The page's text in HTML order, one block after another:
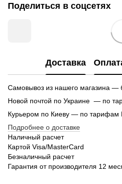
Поделиться в соцсетях
Доставка
Самовывоз из нашего магазина —
Новой почтой по Украине — по
Курьером по Киеву — по тарифам
Подробнее о доставке
Наличный расчет
Картой Visa/MasterCard
Безналичный расчет
Гарантия от производителя 12